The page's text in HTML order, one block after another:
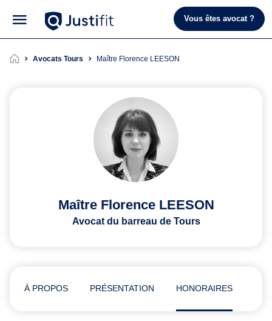
Vous êtes avocat ?
Avocats Tours Maître Florence LEESON
Maître Florence LEESON
Avocat du barreau de Tours
À PROPOS PRÉSENTATION HONORAIRES